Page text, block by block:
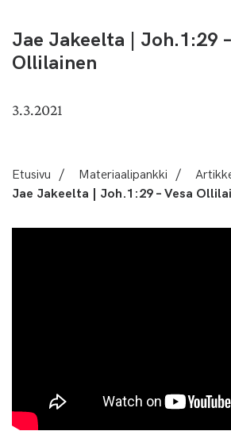
Jae Jakeelta | Joh.1:29
Ollilainen
3.3.2021
Etusivu / Materiaalipankki /
Jae Jakeelta | Joh.1:29 – Vesa